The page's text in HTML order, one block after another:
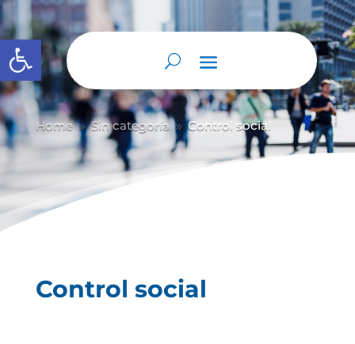
Abrir barra de herramientas
Home 9 Sin categoría 9 Control social
Control social